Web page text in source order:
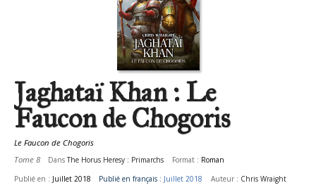
Jaghataï Khan : Le
Faucon de Chogoris
Le Faucon de Chogoris
Tome 8
DansThe Horus Heresy : Primarchs Format : Roman
Publié en : Juillet 2018 Publié en français : Juillet 2018 Auteur : Chris Wraight